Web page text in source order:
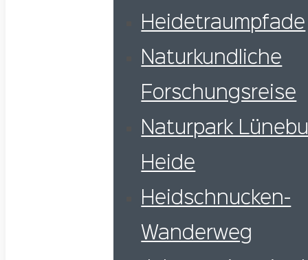
Heidetraumpfade
Naturkundliche
Forschungsreise
Naturpark
Heide
Heidschnucken-
Wanderweg